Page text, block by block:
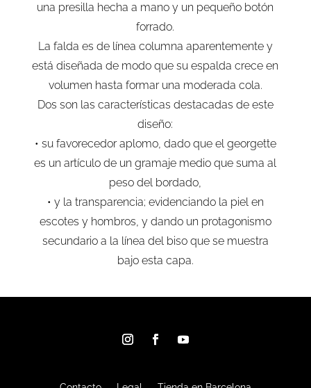
una presilla hecha a mano y un pequeño botón
forrado.
La falda es de línea columna aparentemente y
está diseñada de modo que su espalda crece en
volumen hasta formar una moderada cola.
Dos son las características destacadas de este
diseño:
• su favorecedor aplomo, dado que el georgette
es un artículo de un gramaje medio que suma al
peso del bordado,
• y la transparencia; evidenciando la piel en
escotes y hombros, y dando un protagonismo
secundario a la línea del biso que se muestra
bajo esta capa.